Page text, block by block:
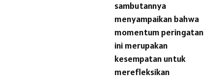
sambutannya
menyampaikan bahwa
momentum peringatan
ini merupakan
kesempatan untuk
merefleksikan